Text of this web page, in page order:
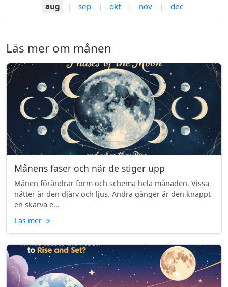
aug
| sep | okt | nov | dec
Läs mer om månen
Månens faser och när de stiger upp
Månen förändrar form och schema hela månaden. Vissa
nätter är den djärv och ljus. Andra gånger är den knappt
en skärva e...
Läs mer →